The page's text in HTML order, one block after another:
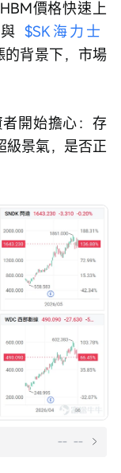
價格快速上
與 $SK海力士
的背景下，市場
開始擔心：存
級景氣，是否正
-- --